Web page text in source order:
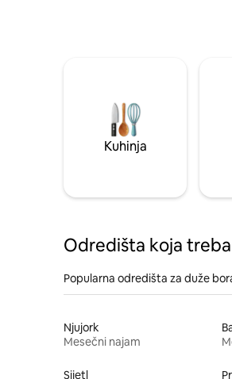
Kuhinja
Odredišta koja
Popularna odredišta za duže
Njujork
Mesečni najam
Sijetl